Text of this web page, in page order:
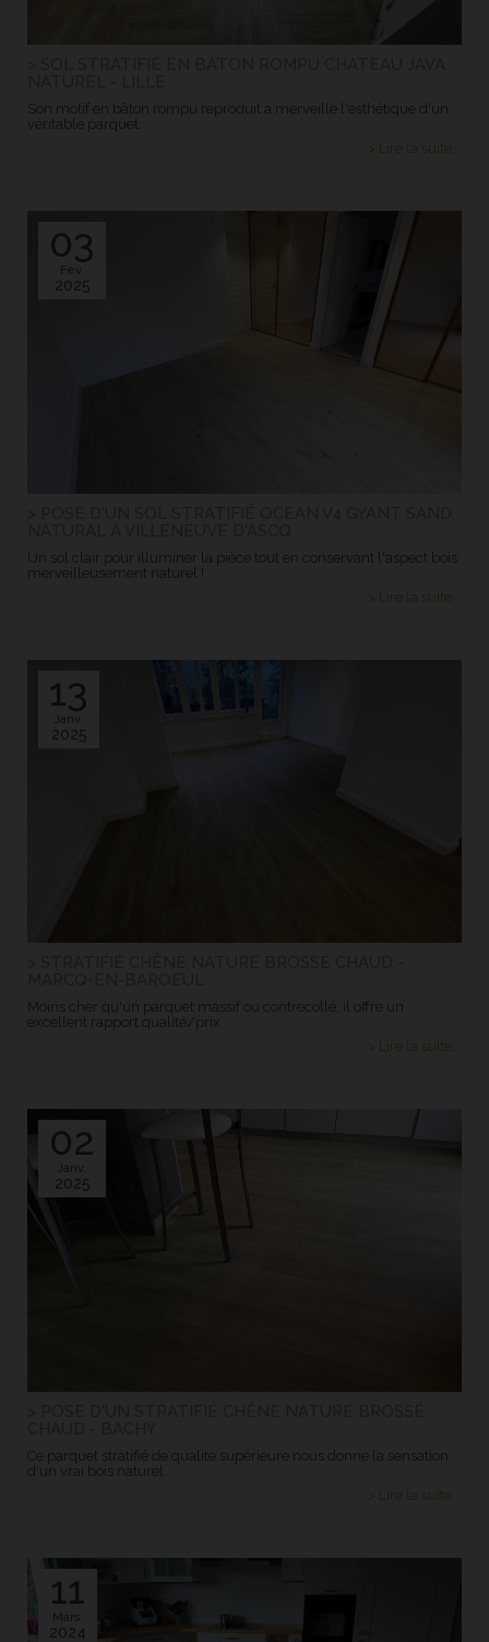
Son motif en bâton rompu reproduit à merveille l'esthétique d'un
véritable parquet.
> Lire la suite...
03
Fév.
2025
Un sol clair pour illuminer la pièce tout en conservant l'aspect bois
merveilleusement naturel !
> Lire la suite...
13
Janv.
2025
Moins cher qu'un parquet massif ou contrecollé, il offre un
excellent rapport qualité/prix.
> Lire la suite...
02
Janv.
2025
Ce parquet stratifié de qualité supérieure nous donne la sensation
d'un vrai bois naturel.
> Lire la suite...
11
Mars.
2024